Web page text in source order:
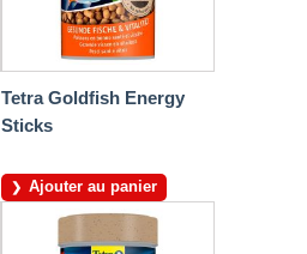
Tetra Goldfish Energy
Sticks
Ajouter au panier